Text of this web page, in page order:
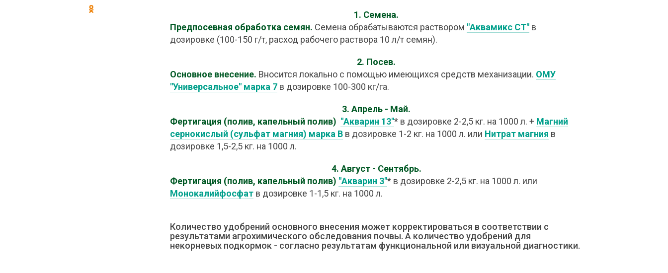
1. Семена.
Предпосевная обработка семян. Семена обрабатываются раствором "Аквамикс СТ" в
дозировке (100-150 г/т, расход рабочего раствора 10 л/т семян).
2. Посев.
Основное внесение. Вносится локально с помощью имеющихся средств механизации. ОМУ
"Универсальное" марка 7 в дозировке 100-300 кг/га.
3. Апрель - Май.
Фертигация (полив, капельный полив) "Акварин 13"* в дозировке 2-2,5 кг. на 1000 л. + Магний
сернокислый (сульфат магния) марка В в дозировке 1-2 кг. на 1000 л. или Нитрат магния в
дозировке 1,5-2,5 кг. на 1000 л.
4. Август - Сентябрь.
Фертигация (полив, капельный полив) "Акварин 3"* в дозировке 2-2,5 кг. на 1000 л. или
Монокалийфосфат в дозировке 1-1,5 кг. на 1000 л.
Количество удобрений основного внесения может корректироваться в соответствии с
результатами агрохимического обследования почвы. А количество удобрений для
некорневых подкормок - согласно результатам функциональной или визуальной диагностики.